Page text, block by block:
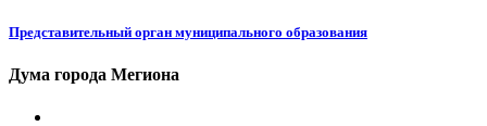
Представительный орган муниципального образования
Дума города Мегиона